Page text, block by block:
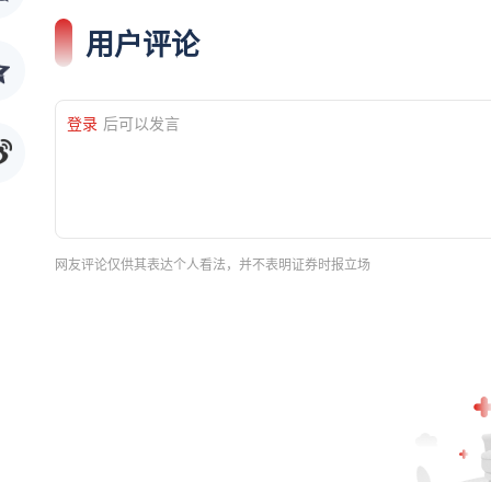
用户评论
登录 后可以发言
网友评论仅供其表达个人看法，并不表明证券时报立场